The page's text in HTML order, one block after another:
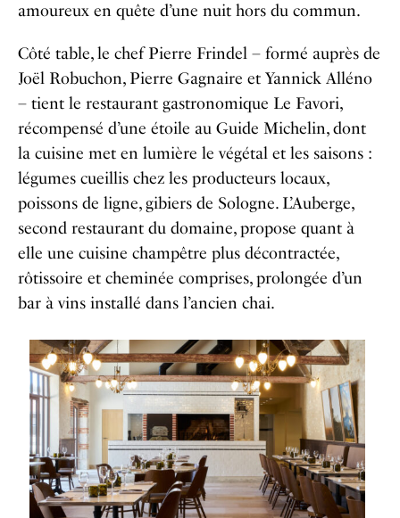
amoureux en quête d’une nuit hors du commun.
Côté table, le chef Pierre Frindel – formé auprès de
Joël Robuchon, Pierre Gagnaire et Yannick Alléno
– tient le restaurant gastronomique Le Favori,
récompensé d’une étoile au Guide Michelin, dont
la cuisine met en lumière le végétal et les saisons :
légumes cueillis chez les producteurs locaux,
poissons de ligne, gibiers de Sologne. L’Auberge,
second restaurant du domaine, propose quant à
elle une cuisine champêtre plus décontractée,
rôtissoire et cheminée comprises, prolongée d’un
bar à vins installé dans l’ancien chai.